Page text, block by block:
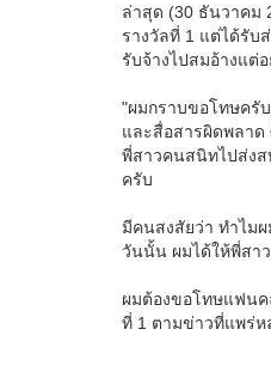
ล่าสุด (30 ธันวาคม
รางวัลที่ 1 แต่ได้รับ
รับจ้างไปสมอ้างแต่
"ผมกราบขอโทษครั
และสื่อสารผิดพลาด
พี่สาวคนสนิทไปส่งส
ครับ
มีคนสงสัยว่า ทำไมผ
วันนั้น ผมได้ให้พี่สา
ผมต้องขอโทษแฟนค
ที่ 1 ตามข่าวที่แพร่